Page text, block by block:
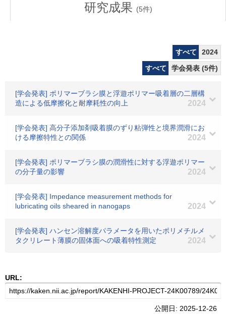
研究成果 (5件)
すべて
2024
すべて
学会発表 (5件)
[学会発表] ポリマーブラシ膜と浮遊ポリマー吸着層の二層構
造による低摩擦化と耐摩耗性の向上
2024
[学会発表] 高分子添加剤吸着膜のずり粘弾性と境界潤滑にお
ける摩擦特性との関係
2024
[学会発表] ポリマーブラシ膜の潤滑性に対する浮遊ポリマー
の分子量の影響
2024
[学会発表] Impedance measurement methods for
lubricating oils sheared in nanogaps
2024
[学会発表] ハンセン溶解度パラメータを用いたポリメチルメ
タクリレート薄膜の固体面への吸着特性測定
2024
URL:
公開日: 2025-12-26